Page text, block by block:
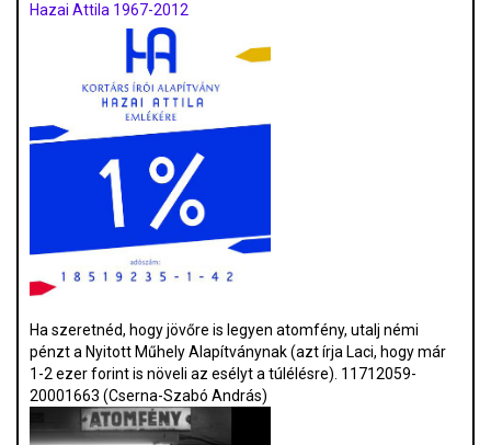
Hazai Attila 1967-2012
Ha szeretnéd, hogy jövőre is legyen atomfény, utalj némi
pénzt a Nyitott Műhely Alapítványnak (azt írja Laci, hogy már
1-2 ezer forint is növeli az esélyt a túlélésre). 11712059-
20001663 (Cserna-Szabó András)